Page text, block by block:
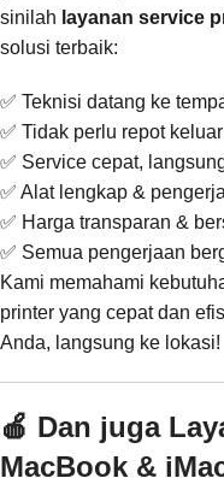
sinilah layanan service
solusi terbaik:
✅ Teknisi datang ke
✅ Tidak perlu repot
✅ Service cepat,
✅ Alat lengkap &
✅ Harga transparan &
✅ Semua pengerjaan
Kami memahami
printer yang cepat dan
Anda, langsung ke lokasi!
🍎 Dan juga
MacBook &